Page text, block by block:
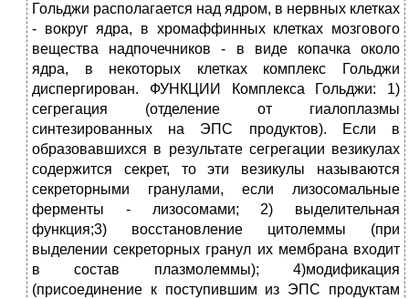
Гольджи располагается над ядром, в нервных клетках
- вокруг ядра, в хромаффинных клетках мозгового
вещества надпочечников - в виде копачка около
ядра, в некоторых клетках комплекс Гольджи
диспергирован. ФУНКЦИИ Комплекса Гольджи: 1)
сегрегация (отделение от гиалоплазмы
синтезированных на ЭПС продуктов). Если в
образовавшихся в результате сегрегации везикулах
содержится секрет, то эти везикулы называются
секреторными гранулами, если лизосомальные
ферменты - лизосомами; 2) выделительная
функция;3) восстановление цитолеммы (при
выделении секреторных гранул их мембрана входит
в состав плазмолеммы); 4)модификация
(присоединение к поступившим из ЭПС продуктам